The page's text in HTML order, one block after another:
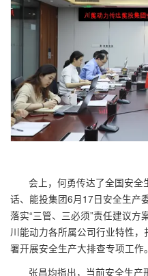
会上，何勇传达了全国安全
话、能投集团6月17日安全生产
落实“三管、三必须”责任建议
川能动力各所属公司行业特性
署开展安全生产大排查专项工作。
张昌均指出，当前安全生